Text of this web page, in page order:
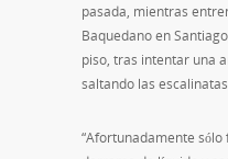
pasada, mientras
Baquedano en
piso, tras intentar una
saltando las
“Afortunadamente